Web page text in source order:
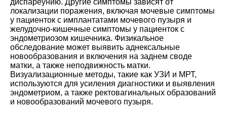
локализации поражения, включая мочевые симптомы
у пациенток с имплантатами мочевого пузыря и
желудочно-кишечные симптомы у пациенток с
эндометриозом кишечника. Физикальное
обследование может выявить аднексальные
новообразования и включения на заднем своде
матки, а также неподвижность матки.
Визуализационные методы, такие как УЗИ и МРТ,
используются для усиления диагностики и выявления
эндометриом, а также ректовагинальных образований
и новообразований мочевого пузыря.